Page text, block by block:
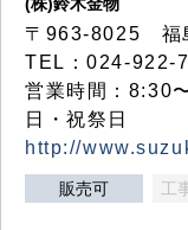
〒963-8025 福
TEL：024-922-
営業時間：8:30
日・祝祭日
http://
販売可 工